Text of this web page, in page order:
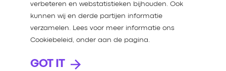
verbeteren en webstatistieken bijhouden. Ook
kunnen wij en derde partijen informatie
verzamelen. Lees voor meer informatie ons
Cookiebeleid, onder aan de pagina.
GOT IT